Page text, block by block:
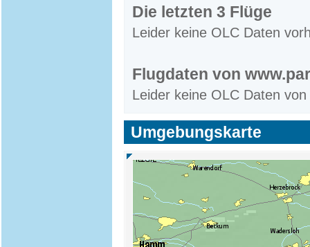
Die letzten 3 Flüge
Leider keine OLC Daten
Flugdaten von
Leider keine OLC Daten
Umgebungskarte